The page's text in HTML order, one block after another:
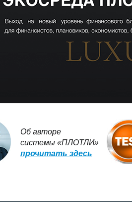
Об авторе
системы «ПЛОТЛИ»
прочитать здесь